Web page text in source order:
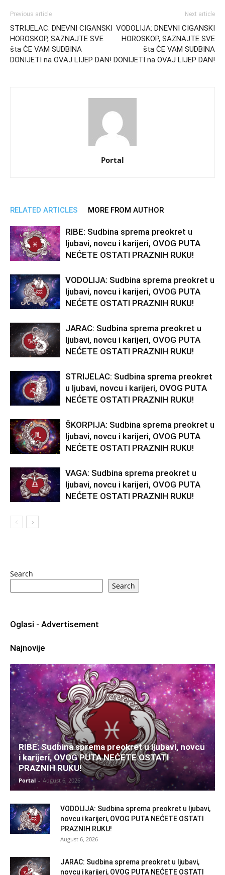
Previous article
STRIJELAC: DNEVNI CIGANSKI
HOROSKOP, SAZNAJTE SVE
šta ĆE VAM SUDBINA
DONIJETI na OVAJ LIJEP DAN!
Next article
VODOLIJA: DNEVNI CIGANSKI
HOROSKOP, SAZNAJTE SVE
šta ĆE VAM SUDBINA
DONIJETI na OVAJ LIJEP DAN!
Portal
RELATED ARTICLES MORE FROM AUTHOR
RIBE: Sudbina sprema preokret u
ljubavi, novcu i karijeri, OVOG PUTA
NEĆETE OSTATI PRAZNIH RUKU!
VODOLIJA: Sudbina sprema preokret u
ljubavi, novcu i karijeri, OVOG PUTA
NEĆETE OSTATI PRAZNIH RUKU!
JARAC: Sudbina sprema preokret u
ljubavi, novcu i karijeri, OVOG PUTA
NEĆETE OSTATI PRAZNIH RUKU!
STRIJELAC: Sudbina sprema preokret
u ljubavi, novcu i karijeri, OVOG PUTA
NEĆETE OSTATI PRAZNIH RUKU!
ŠKORPIJA: Sudbina sprema preokret u
ljubavi, novcu i karijeri, OVOG PUTA
NEĆETE OSTATI PRAZNIH RUKU!
VAGA: Sudbina sprema preokret u
ljubavi, novcu i karijeri, OVOG PUTA
NEĆETE OSTATI PRAZNIH RUKU!
Search
Search
Oglasi - Advertisement
Najnovije
RIBE: Sudbina sprema preokret u ljubavi, novcu
i karijeri, OVOG PUTA NEĆETE OSTATI
PRAZNIH RUKU!
Portal - August 6, 2026
VODOLIJA: Sudbina sprema preokret u ljubavi,
novcu i karijeri, OVOG PUTA NEĆETE OSTATI
PRAZNIH RUKU!
August 6, 2026
JARAC: Sudbina sprema preokret u ljubavi,
novcu i karijeri, OVOG PUTA NEĆETE OSTATI